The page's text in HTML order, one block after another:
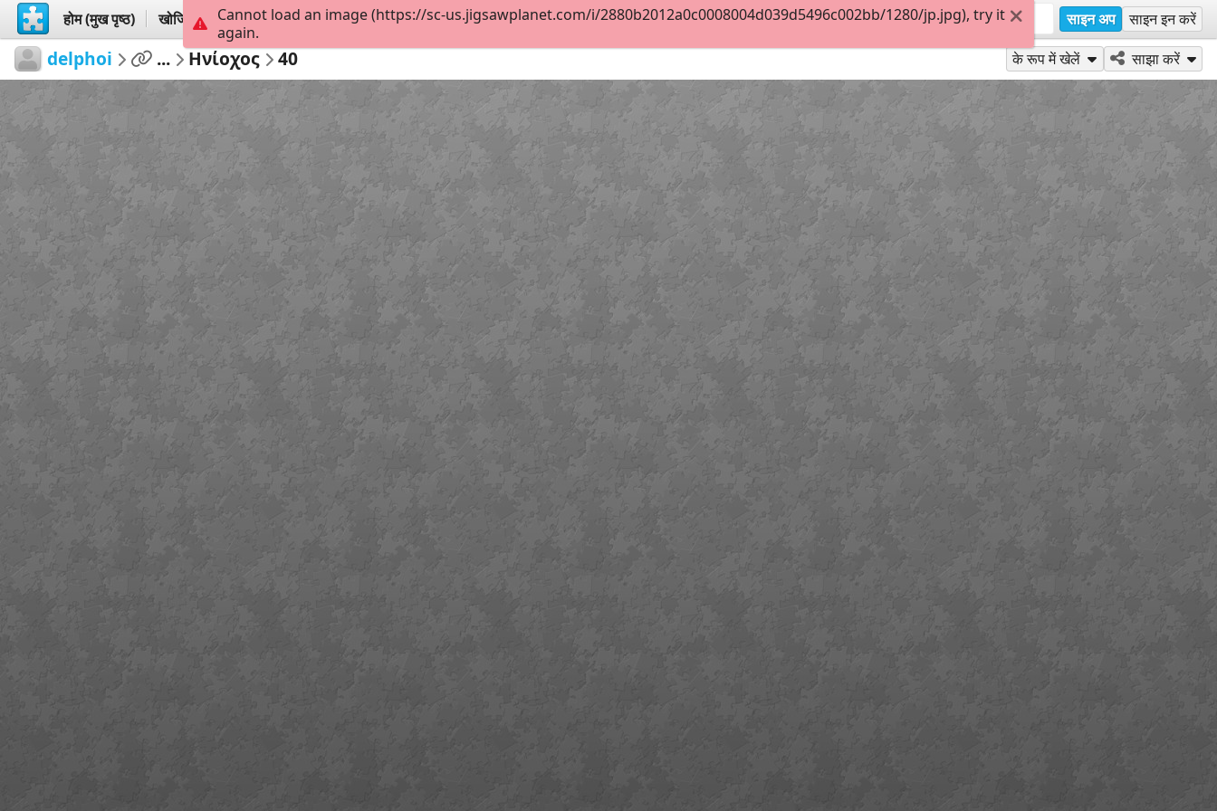
होम (मुख पृष्ठ) खोजिये बनायें साइन अप साइन इन करें
delphoi ... Ηνίοχος 40 के रूप में खेलें साझा करें
Cannot load an image (https://sc-us.jigsawplanet.com/i/2880b2012a0c0008004d039d5496c002bb/1280/jp.jpg), try it
again.